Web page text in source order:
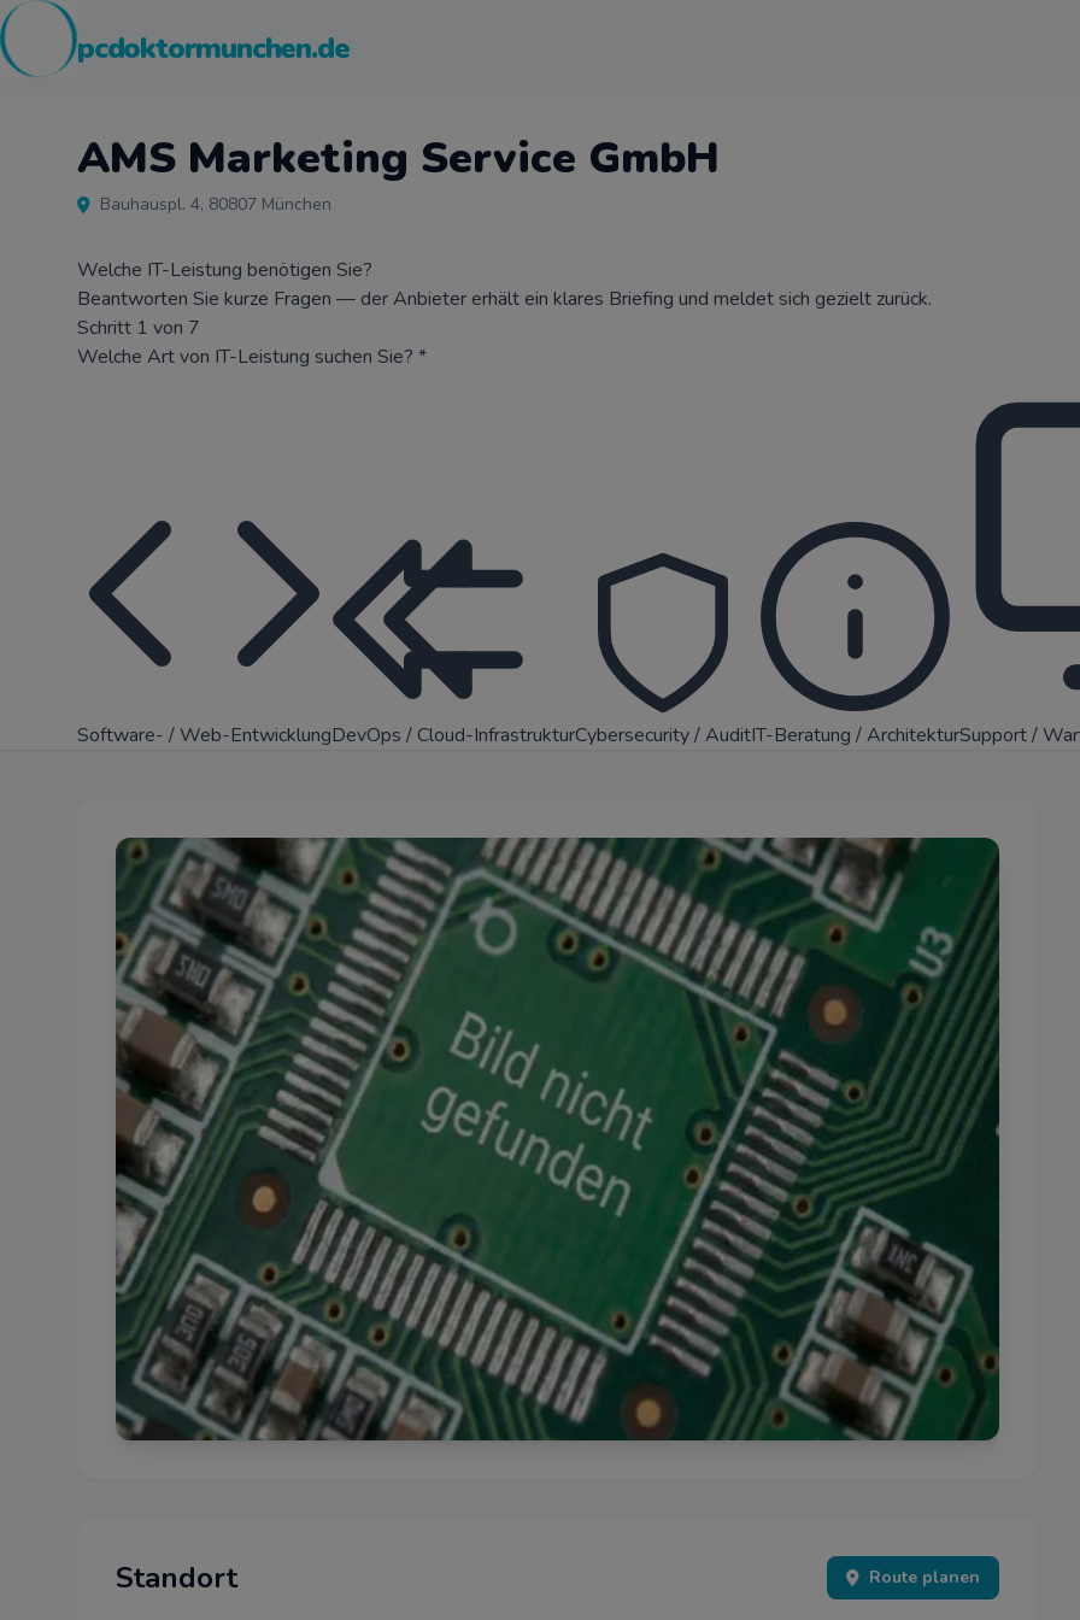
pcdoktormunchen.de
AMS Marketing Service GmbH
Bauhauspl. 4, 80807 München
Welche IT-Leistung benötigen Sie?
Beantworten Sie kurze Fragen — der Anbieter erhält ein klares Briefing und meldet sich gezielt zurück.
Schritt 1 von 7
Welche Art von IT-Leistung suchen Sie? *
Software- / Web-EntwicklungDevOps / Cloud-InfrastrukturCybersecurity / AuditIT-Beratung / ArchitekturSupport /
Standort Route planen